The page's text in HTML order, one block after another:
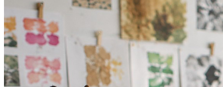
Botafogo